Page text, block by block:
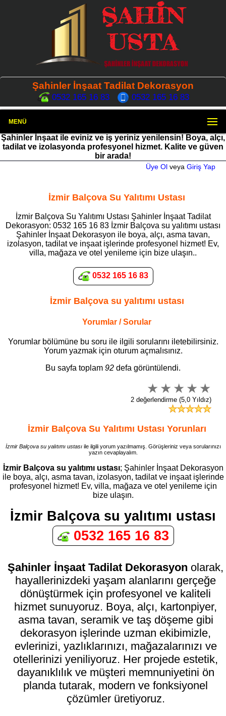
Şahinler İnşaat Tadilat Dekorasyon
0532 165 16 83 0532 165 16 83
MENÜ
Şahinler İnşaat ile eviniz ve iş yeriniz yenilensin! Boya, alçı,
tadilat ve izolasyonda profesyonel hizmet. Kalite ve güven
bir arada!
Üye Ol veya Giriş Yap
İzmir Balçova Su Yalıtımı Ustası
İzmir Balçova Su Yalıtımı Ustası Şahinler İnşaat Tadilat
Dekorasyon: 0532 165 16 83 İzmir Balçova su yalıtımı ustası
Şahinler İnşaat Dekorasyon ile boya, alçı, asma tavan,
izolasyon, tadilat ve inşaat işlerinde profesyonel hizmet! Ev,
villa, mağaza ve otel yenileme için bize ulaşın..
0532 165 16 83
İzmir Balçova su yalıtımı ustası
Yorumlar / Sorular
Yorumlar bölümüne bu soru ile ilgili sorularını iletebilirsiniz.
Yorum yazmak için oturum açmalısınız.
Bu sayfa toplam 92 defa görüntülendi.
2 değerlendirme (5,0 Yıldız)
İzmir Balçova Su Yalıtımı Ustası Yorunları
İzmir Balçova su yalıtımı ustasıile ilgili yorum yazılmamış. Görüşleriniz veya sorularınızı
yazın cevaplayalım.
İzmir Balçova su yalıtımı ustası; Şahinler İnşaat Dekorasyon
ile boya, alçı, asma tavan, izolasyon, tadilat ve inşaat işlerinde
profesyonel hizmet! Ev, villa, mağaza ve otel yenileme için
bize ulaşın.
İzmir Balçova su yalıtımı ustası
0532 165 16 83
Şahinler İnşaat Tadilat Dekorasyon olarak,
hayallerinizdeki yaşam alanlarını gerçeğe
dönüştürmek için profesyonel ve kaliteli
hizmet sunuyoruz. Boya, alçı, kartonpiyer,
asma tavan, seramik ve taş döşeme gibi
dekorasyon işlerinde uzman ekibimizle,
evlerinizi, yazlıklarınızı, mağazalarınızı ve
otellerinizi yeniliyoruz. Her projede estetik,
dayanıklılık ve müşteri memnuniyetini ön
planda tutarak, modern ve fonksiyonel
çözümler üretiyoruz.